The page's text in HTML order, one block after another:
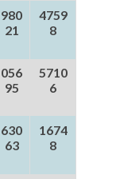
980
21
4759
8
056
95
5710
6
630
63
1674
8